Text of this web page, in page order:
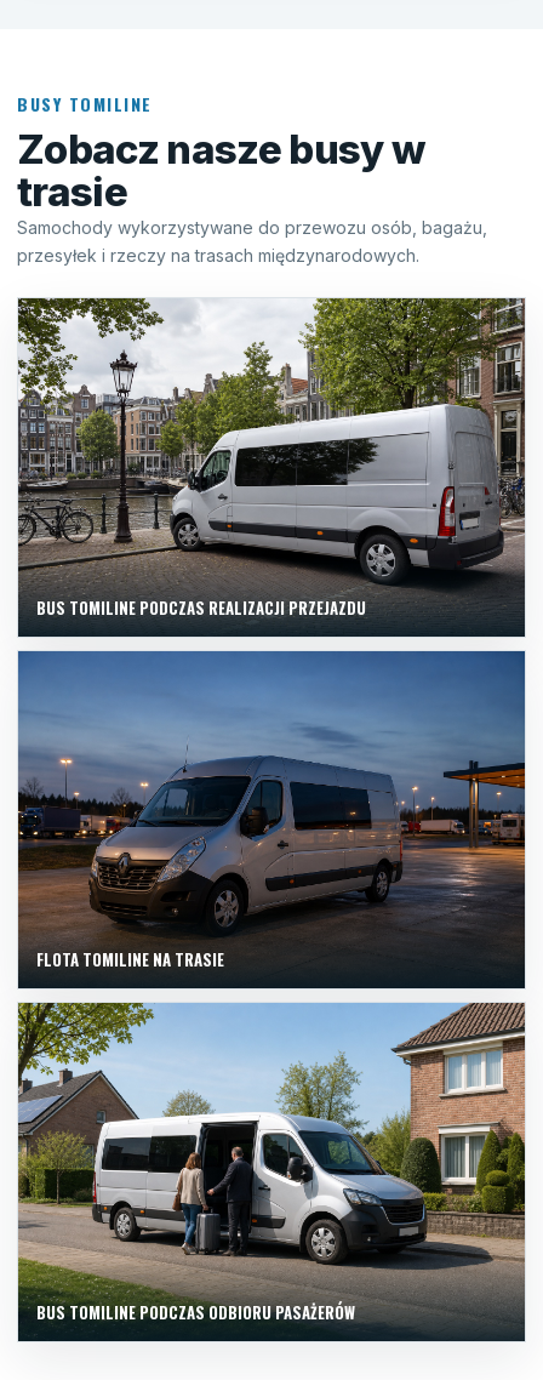
BUSY TOMILINE
Zobacz nasze busy w
trasie
Samochody wykorzystywane do przewozu osób, bagażu,
przesyłek i rzeczy na trasach międzynarodowych.
BUS TOMILINE PODCZAS REALIZACJI PRZEJAZDU
FLOTA TOMILINE NA TRASIE
BUS TOMILINE PODCZAS ODBIORU PASAŻERÓW